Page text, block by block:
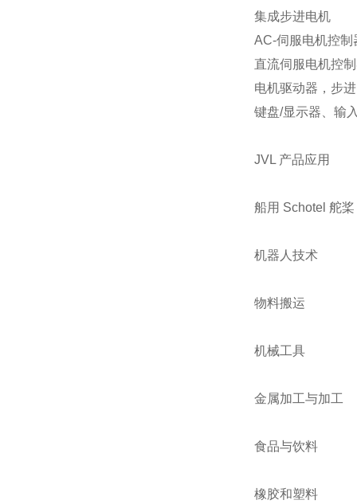
集成步进电机
AC-伺服电机控制
直流伺服电机控
电机驱动器，步
键盘/显示器、输
JVL 产品应用
船用 Schotel 舵桨
机器人技术
物料搬运
机械工具
金属加工与加工
食品与饮料
橡胶和塑料